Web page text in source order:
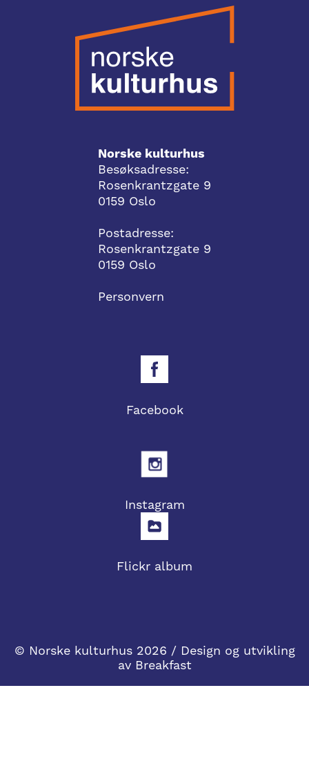
Norske kulturhus
Besøksadresse:
Rosenkrantzgate 9
0159 Oslo
Postadresse:
Rosenkrantzgate 9
0159 Oslo
Personvern
Facebook
Instagram
Flickr album
© Norske kulturhus 2026 / Design og utvikling
av Breakfast